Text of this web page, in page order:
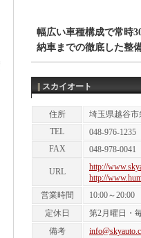
幅広い車種構成で常時
納車までの徹底した整
スカイオート
住所
埼玉県越谷市
TEL
048-976-1235
FAX
048-978-0041
URL
http://
http://
営業時間
10:00～20:00
定休日
第2月曜日・
備考